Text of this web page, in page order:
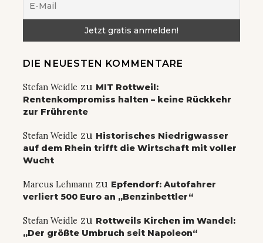
DIE NEUESTEN KOMMENTARE
Stefan Weidle zu MIT Rottweil:
Rentenkompromiss halten – keine Rückkehr
zur Frührente
Stefan Weidle zu Historisches Niedrigwasser
auf dem Rhein trifft die Wirtschaft mit voller
Wucht
Marcus Lehmann zu Epfendorf: Autofahrer
verliert 500 Euro an „Benzinbettler“
Stefan Weidle zu Rottweils Kirchen im Wandel:
„Der größte Umbruch seit Napoleon“